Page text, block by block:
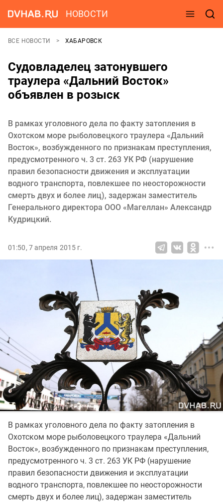
НОВОСТИ
ВСЕ НОВОСТИ ХАБАРОВСК
Судовладелец затонувшего
траулера «Дальний Восток»
объявлен в розыск
В рамках уголовного дела по факту затопления в
Охотском море рыболовецкого траулера «Дальний
Восток», возбужденного по признакам преступления,
предусмотренного ч. 3 ст. 263 УК РФ (нарушение
правил безопасности движения и эксплуатации
водного транспорта, повлекшее по неосторожности
смерть двух и более лиц), задержан заместитель
Генерального директора ООО «Магеллан» Александр
Кудрицкий.
01:50, 7 апреля 2015 г.
В рамках уголовного дела по факту затопления в
Охотском море рыболовецкого траулера «Дальний
Восток», возбужденного по признакам преступления,
предусмотренного ч. 3 ст. 263 УК РФ (нарушение
правил безопасности движения и эксплуатации
водного транспорта, повлекшее по неосторожности
смерть двух и более лиц), задержан заместитель